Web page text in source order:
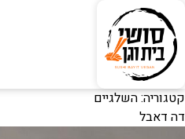
קטגוריה:השלגיים
דה דאבל